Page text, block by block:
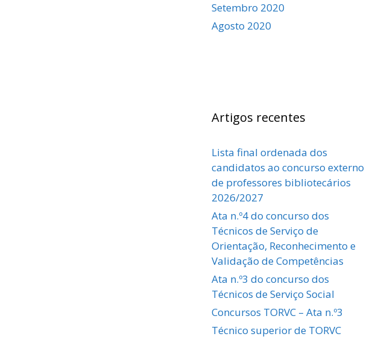
Setembro 2020
Agosto 2020
Artigos recentes
Lista final ordenada dos
candidatos ao concurso externo
de professores bibliotecários
2026/2027
Ata n.º4 do concurso dos
Técnicos de Serviço de
Orientação, Reconhecimento e
Validação de Competências
Ata n.º3 do concurso dos
Técnicos de Serviço Social
Concursos TORVC – Ata n.º3
Técnico superior de TORVC